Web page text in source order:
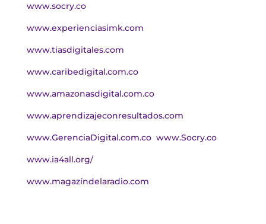
www.socry.co
www.experienciasimk.com
www.tiasdigitales.com
www.caribedigital.com.co
www.amazonasdigital.com.co
www.aprendizajeconresultados.com
www.GerenciaDigital.com.co www.Socry.co
www.ia4all.org/
www.magazíndelaradio.com